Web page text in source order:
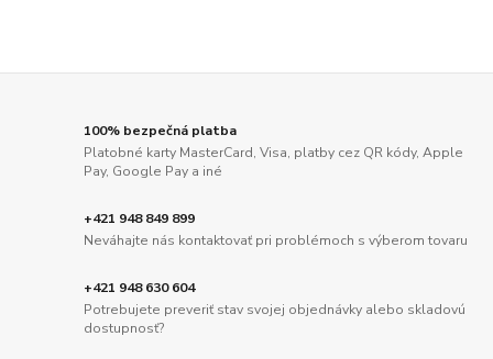
100% bezpečná platba
Platobné karty MasterCard, Visa, platby cez QR kódy, Apple
Pay, Google Pay a iné
+421 948 849 899
Neváhajte nás kontaktovať pri problémoch s výberom tovaru
+421 948 630 604
Potrebujete preveriť stav svojej objednávky alebo skladovú
dostupnosť?